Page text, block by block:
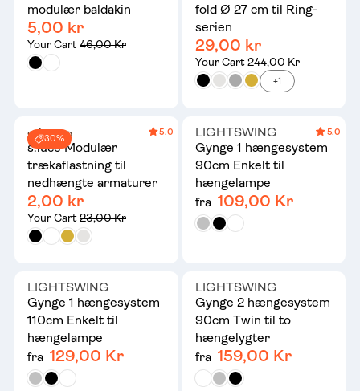
modulær baldakin
5,00 kr
Your Cart46,00 Kr
fold Ø 27 cm til Ring-
serien
29,00 kr
Your Cart244,00 Kr
+1
30%
5.0
s.luce Modulær
trækaflastning til
nedhængte armaturer
2,00 kr
Your Cart23,00 Kr
LIGHTSWING 5.0
Gynge 1 hængesystem
90cm Enkelt til
hængelampe
fra 109,00 Kr
LIGHTSWING
Gynge 1 hængesystem
110cm Enkelt til
hængelampe
fra 129,00 Kr
LIGHTSWING
Gynge 2 hængesystem
90cm Twin til to
hængelygter
fra 159,00 Kr